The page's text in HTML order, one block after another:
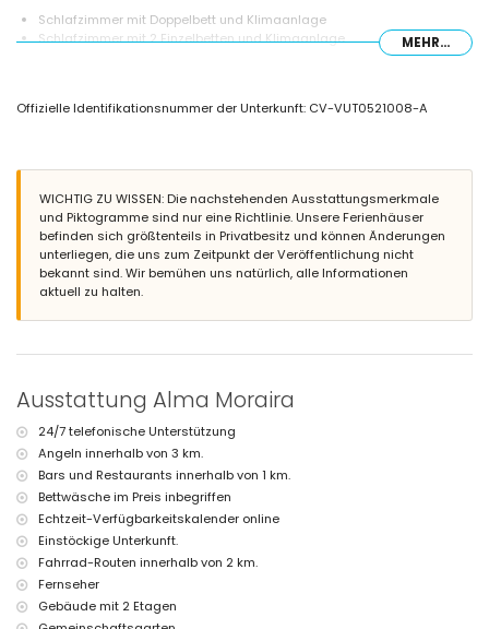
Schlafzimmer mit Doppelbett und Klimaanlage
Schlafzimmer mit 2 Einzelbetten und Klimaanlage
Badezimmer mit Einzelwaschbecken, Dusche und Toilette
Gemeinschaftspool mit den Maßen 20m x 20m und 3m tief
Privater Parkplatz
Weitere Informationen
Nächste Stadt innerhalb von 3 Kilometern vom Haus
Nächster Fluss oder Ufer innerhalb von 3 Kilometern vom Haus
Nächster Strand innerhalb von 3 Kilometern vom Haus
Nächster Hafen innerhalb von 3 Kilometern vom Haus
Nächster Flughafen: Alicante (innerhalb von 100 Kilometern vom
Kilometern
Rauchen nicht erlaubt
Haustiere sind nicht erlaubt
Die Unterkunft ist sehr geeignet für Familien mit Kindern
Einrichtungen und Dienstleistungen, die im Mietpreis dieses
Ferienhauses inbegriffen sind
Internet (WiFi)
Staubsauger und Bügeleisen sowie Bügelbrett
Bettwäsche und Handtücher
Empfangsservice und 24-Stunden-Notfallservice
Heizung und Klimaanlage
MEHR...
Offizielle Identifikationsnummer der Unterkunft: CV-VUT0521008-A
WICHTIG ZU WISSEN: Die nachstehenden Ausstattungsmerkmale
und Piktogramme sind nur eine Richtlinie. Unsere Ferienhäuser
befinden sich größtenteils in Privatbesitz und können Änderungen
unterliegen, die uns zum Zeitpunkt der Veröffentlichung nicht
bekannt sind. Wir bemühen uns natürlich, alle Informationen
aktuell zu halten.
Ausstattung Alma Moraira
24/7 telefonische Unterstützung
Angeln innerhalb von 3 km.
Bars und Restaurants innerhalb von 1 km.
Bettwäsche im Preis inbegriffen
Echtzeit-Verfügbarkeitskalender online
Einstöckige Unterkunft.
Fahrrad-Routen innerhalb von 2 km.
Fernseher
Gebäude mit 2 Etagen